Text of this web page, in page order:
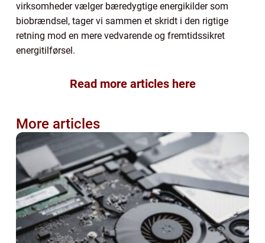
virksomheder vælger bæredygtige energikilder som
biobrændsel, tager vi sammen et skridt i den rigtige
retning mod en mere vedvarende og fremtidssikret
energitilførsel.
Read more articles here
More articles